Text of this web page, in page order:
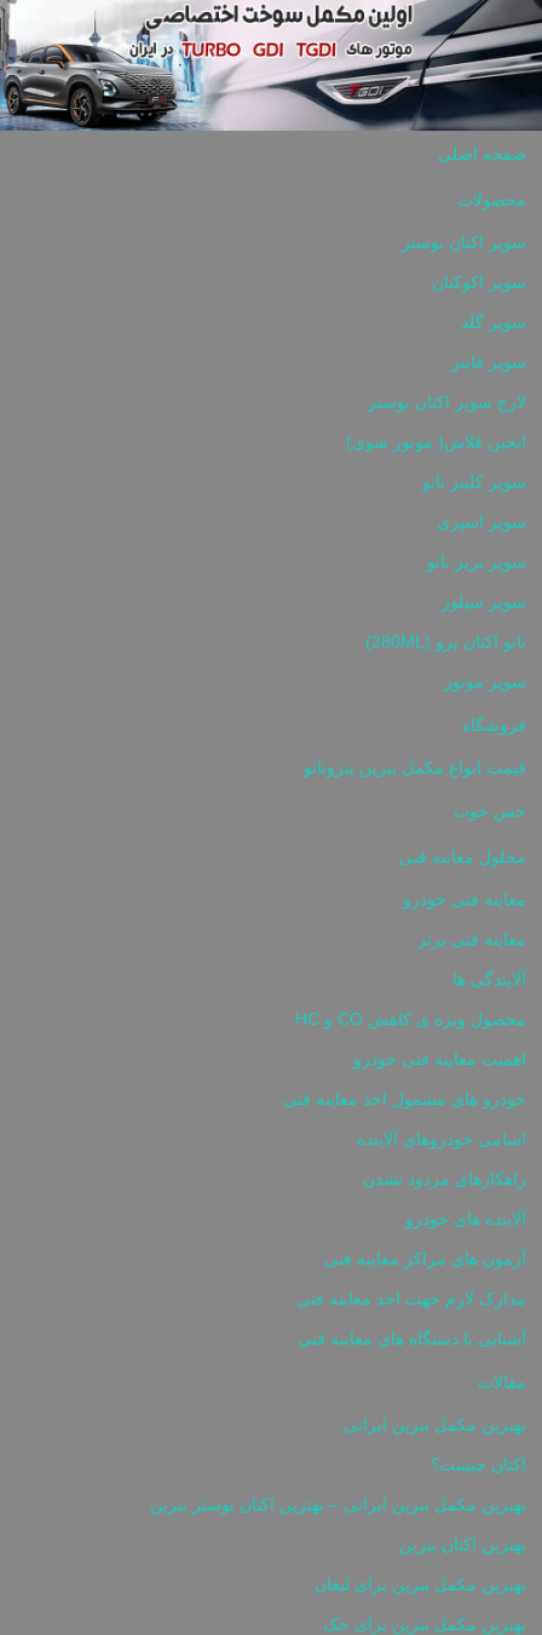
Skip to content
صفحه اصلی
محصولات
سوپر اکتان بوستر
سوپر اکوکتان
سوپر گلد
سوپر فایتر
لارج سوپر اکتان بوستر
انجین فلاش( موتور شوی)
سوپر کلینر نانو
سوپر اسپری
سوپر بریز نانو
سوپر سیلور
نانو اکتان پرو (280ML)
سوپر موتور
فروشگاه
قیمت انواع مکمل بنزین پترونانو
حس خوب
محلول معاینه فنی
معاینه فنی خودرو
معاینه فنی برتر
آلایندگی ها
محصول ویژه ی کاهش CO و HC
اهمیت معاینه فنی خودرو
خودرو های مشمول اخذ معاینه فنی
اسامی خودروهای آلاینده
راهکارهای مردود نشدن
آلاینده های خودرو
آزمون های مراکز معاینه فنی
مدارک لازم جهت اخذ معاینه فنی
آشنایی با دستگاه های معاینه فنی
مقالات
بهترین مکمل بنزین ایرانی
اکتان چیست؟
بهترین مکمل بنزین ایرانی – بهترین اکتان بوستر بنزین
بهترین اکتان بنزین
بهترین مکمل بنزین برای لیفان
بهترین مکمل بنزین برای جک